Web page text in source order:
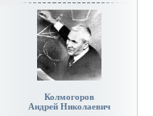
Колмогоров
Андрей Николаевич